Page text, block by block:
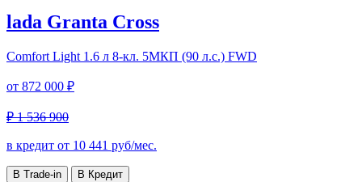
lada Granta Cross
Comfort Light 1.6 л 8-кл. 5МКП (90 л.с.) FWD
от 872 000 ₽
₽ 1 536 900
в кредит от 10 441 руб/мес.
В Trade-in В Кредит